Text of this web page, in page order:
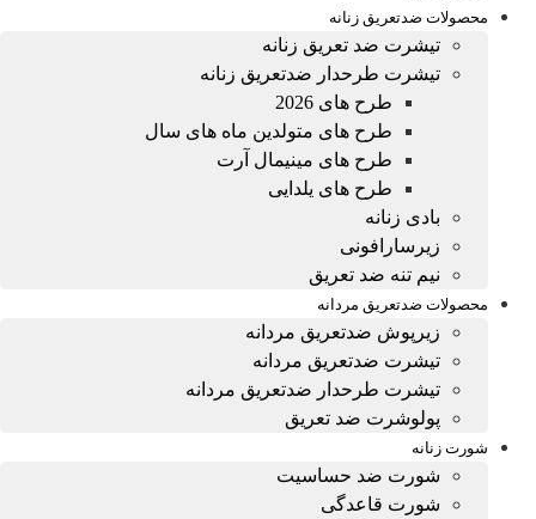
محصولات ضدتعریق زنانه
تیشرت ضد تعریق زنانه
تیشرت طرحدار ضدتعریق زنانه
طرح های 2026
طرح های متولدین ماه های سال
طرح های مینیمال آرت
طرح های یلدایی
بادی زنانه
زیرسارافونی
نیم تنه ضد تعریق
محصولات ضدتعریق مردانه
زیرپوش ضدتعریق مردانه
تیشرت ضدتعریق مردانه
تیشرت طرحدار ضدتعریق مردانه
پولوشرت ضد تعریق
شورت زنانه
شورت ضد حساسیت
شورت قاعدگی